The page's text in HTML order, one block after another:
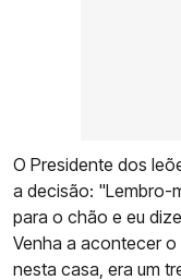
O Presidente dos
a decisão: "Lembro-
para o chão e eu
Venha a acontecer o
nesta casa, era um